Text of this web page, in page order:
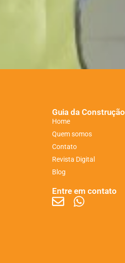
Guia da Construção
Home
Quem somos
Contato
Revista Digital
Blog
Entre em contato